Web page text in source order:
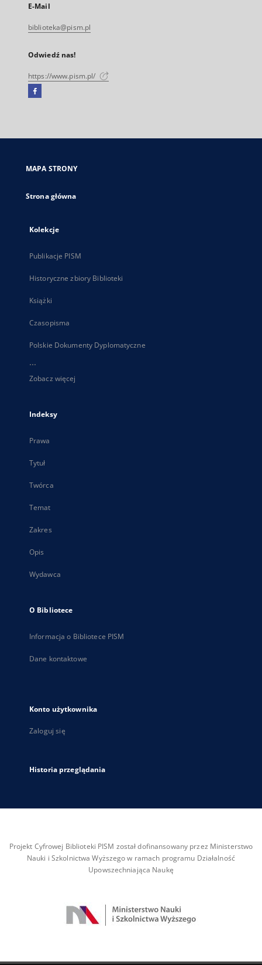
E-Mail
biblioteka@pism.pl
Odwiedź nas!
https://www.pism.pl/
Facebook
się
karcie
MAPA STRONY
Strona główna
Kolekcje
Publikacje PISM
Historyczne zbiory Biblioteki
Książki
Czasopisma
Polskie Dokumenty Dyplomatyczne
...
Zobacz więcej
Indeksy
Prawa
Tytuł
Twórca
Temat
Zakres
Opis
Wydawca
O Bibliotece
Informacja o Bibliotece PISM
Dane kontaktowe
Konto użytkownika
Zaloguj się
Historia przeglądania
Projekt Cyfrowej Biblioteki PISM został dofinansowany przez Ministerstwo
Nauki i Szkolnictwa Wyższego w ramach programu Działalność
Upowszechniająca Naukę